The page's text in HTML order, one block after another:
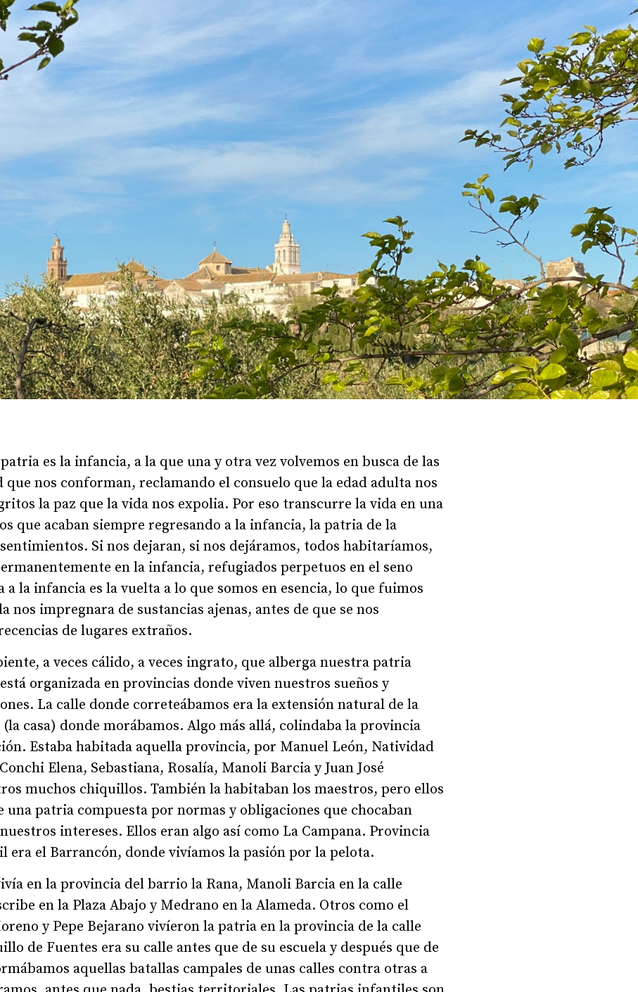
es la infancia, a la que una y otra vez volvemos en busca de las
que nos conforman, reclamando el consuelo que la edad adulta nos
la paz que la vida nos expolia. Por eso transcurre la vida en una
que acaban siempre regresando a la infancia, la patria de la
Si nos dejaran, si nos dejáramos, todos habitaríamos,
en la infancia, refugiados perpetuos en el seno
la infancia es la vuelta a lo que somos en esencia, lo que fuimos
nos impregnara de sustancias ajenas, antes de que se nos
de lugares extraños.
a veces cálido, a veces ingrato, que alberga nuestra patria
organizada en provincias donde viven nuestros sueños y
La calle donde correteábamos era la extensión natural de la
casa) donde morábamos. Algo más allá, colindaba la provincia
Estaba habitada aquella provincia, por Manuel León, Natividad
Elena, Sebastiana, Rosalía, Manoli Barcia y Juan José
muchos chiquillos. También la habitaban los maestros, pero ellos
una patria compuesta por normas y obligaciones que chocaban
intereses. Ellos eran algo así como La Campana. Provincia
era el Barrancón, donde vivíamos la pasión por la pelota.
en la provincia del barrio la Rana, Manoli Barcia en la calle
en la Plaza Abajo y Medrano en la Alameda. Otros como el
y Pepe Bejarano vivíeron la patria en la provincia de la calle
de Fuentes era su calle antes que de su escuela y después que de
aquellas batallas campales de unas calles contra otras a